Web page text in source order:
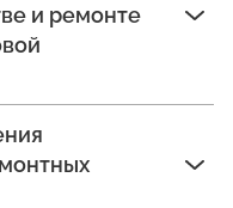
и ремонте